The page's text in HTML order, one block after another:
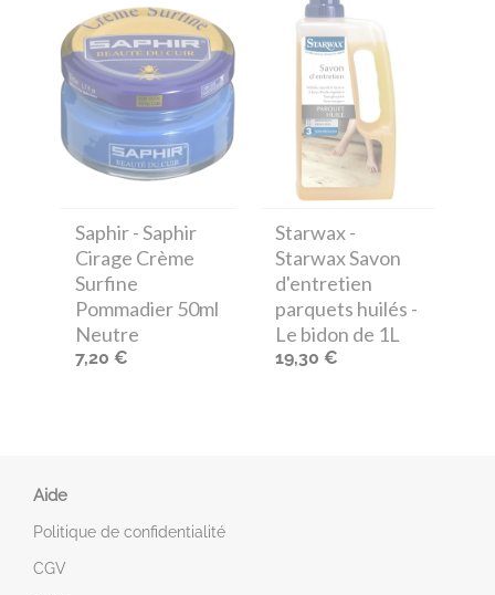
Saphir- Saphir
Cirage Crème
Surfine
Pommadier 50ml
Neutre
7,20 €
Starwax-
Starwax Savon
d'entretien
parquets huilés -
Le bidon de 1L
19,30 €
Aide
Politique de confidentialité
CGV